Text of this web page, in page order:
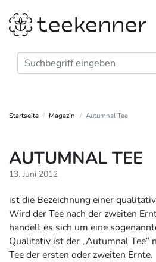
Startseite Magazin Autumnal Tee
AUTUMNAL TEE
13. Juni 2012
ist die Bezeichnung einer
Wird der Tee nach der zweiten
handelt es sich um eine
Qualitativ ist der „Autumnal Tee“
Tee der ersten oder zweiten Ernte.